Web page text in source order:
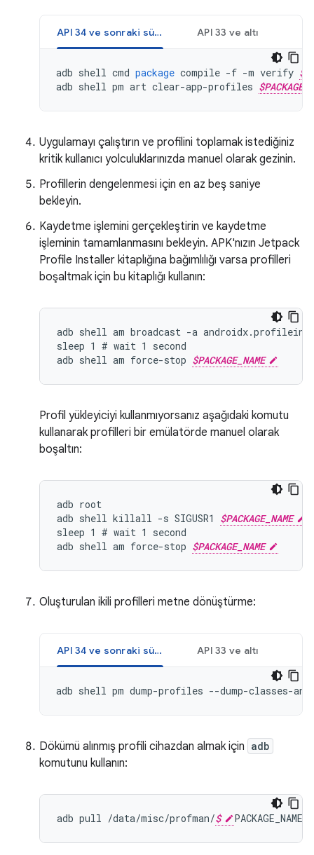
API 34 ve sonraki sürümler API 33 ve altı
adb shell cmd package compile -f -m verify
adb shell pm art clear-app-profiles
Uygulamayı çalıştırın ve profilini toplamak istediğiniz
kritik kullanıcı yolculuklarınızda manuel olarak gezinin.
Profillerin dengelenmesi için en az beş saniye
bekleyin.
Kaydetme işlemini gerçekleştirin ve kaydetme
işleminin tamamlanmasını bekleyin. APK'nızın Jetpack
Profile Installer kitaplığına bağımlılığı varsa profilleri
boşaltmak için bu kitaplığı kullanın:
adb shell am broadcast -a
sleep 1 # wait 1 second
adb shell am force-stop $PACKAGE_NAME
Profil yükleyiciyi kullanmıyorsanız aşağıdaki komutu
kullanarak profilleri bir emülatörde manuel olarak
boşaltın:
adb root
adb shell killall -s SIGUSR1 $PACKAGE_NAME
sleep 1 # wait 1 second
adb shell am force-stop $PACKAGE_NAME
Oluşturulan ikili profilleri metne dönüştürme:
API 34 ve sonraki sürümler API 33 ve altı
adb shell pm dump-profiles --dump-classes-
Dökümü alınmış profili cihazdan almak için adb
komutunu kullanın:
adb pull /data/misc/profman/$ PACKAGE_NAME